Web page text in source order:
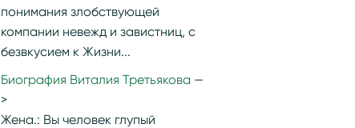
понимания злобствующей
компании невежд и завистниц, с
безвкусием к Жизни...
Биография Виталия Третьякова
Жена.: Вы человек глупый